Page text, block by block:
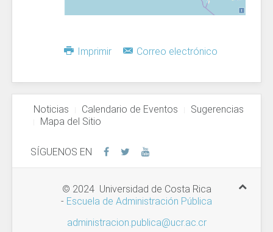
Imprimir Correo electrónico
Noticias Calendario de Eventos
Sugerencias
Mapa del Sitio
SÍGUENOS EN
© 2024 Universidad de Costa Rica
- Escuela de Administración Pública
administracion.publica@ucr.ac.cr